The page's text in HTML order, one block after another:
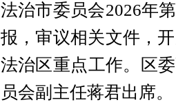
法治市委员会2026年
报，审议相关文件，
法治区重点工作。区
员会副主任蒋君出席。